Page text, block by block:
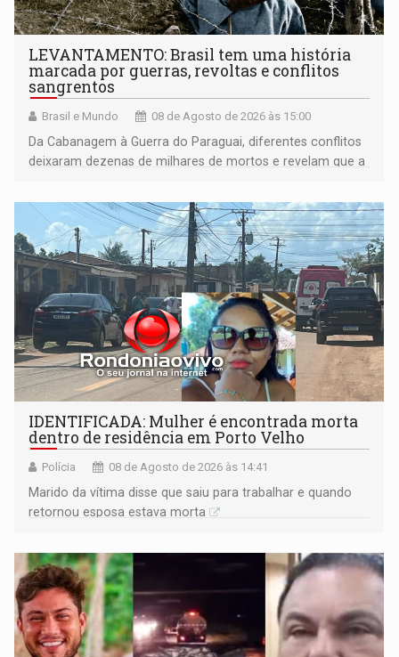
LEVANTAMENTO: Brasil tem uma história
marcada por guerras, revoltas e conflitos
sangrentos
Brasil e Mundo 08 de Agosto de 2026 às 15:00
Da Cabanagem à Guerra do Paraguai, diferentes conflitos
deixaram dezenas de milhares de mortos e revelam que a
territoriais e sociais
IDENTIFICADA: Mulher é encontrada morta
dentro de residência em Porto Velho
Polícia 08 de Agosto de 2026 às 14:41
Marido da vítima disse que saiu para trabalhar e quando
retornou esposa estava morta